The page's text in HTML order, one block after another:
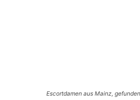
Escortdamen aus Mainz,